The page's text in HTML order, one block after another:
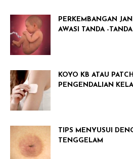
PERKEMBANGAN
AWASI TANDA -TANDA
KOYO KB ATAU
PENGENDALIAN
TIPS MENYUSUI
TENGGELAM